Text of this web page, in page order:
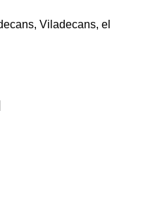
Viladecans, el